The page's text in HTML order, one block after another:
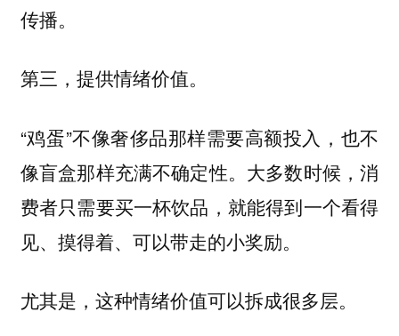
传播。
第三，提供情绪价值。
“鸡蛋”不像奢侈品那样需要高额投入，也不
像盲盒那样充满不确定性。大多数时候，消
费者只需要买一杯饮品，就能得到一个看得
见、摸得着、可以带走的小奖励。
尤其是，这种情绪价值可以拆成很多层。